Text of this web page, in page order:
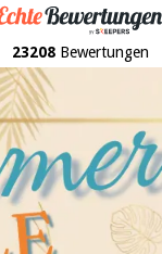
23208Bewertungen